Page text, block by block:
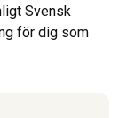
Svensk
för dig som